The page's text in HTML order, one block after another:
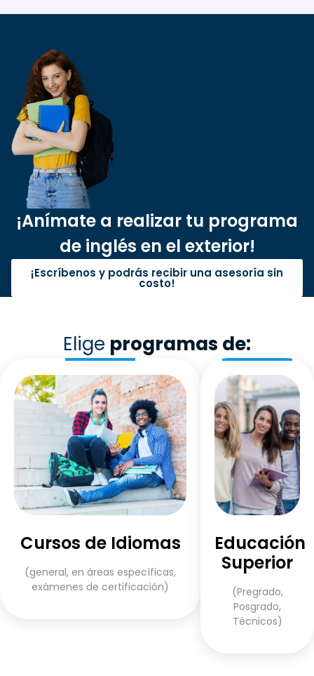
¡Anímate a realizar tu programa
de inglés en el exterior!
¡Escríbenos y podrás recibir una asesoría sin
costo!
Elige programas de:
Cursos de Idiomas
(general, en áreas específicas,
exámenes de certificación)
Educación
Superior
(Pregrado,
Posgrado,
Técnicos)